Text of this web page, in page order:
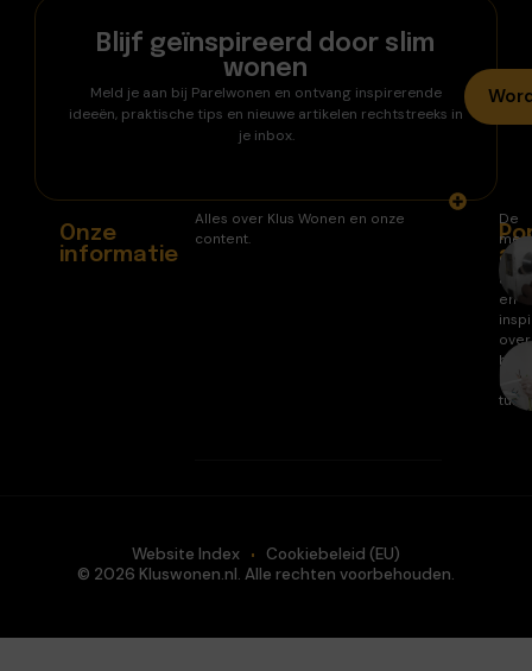
Blijf geïnspireerd door slim
wonen
Meld je aan bij Parelwonen en ontvang inspirerende
ideeën, praktische tips en nieuwe artikelen rechtstreeks in
je inbox.
Onze
informatie
Alles over Klus Wonen en onze
content.
De
en
over
huis
tuin.
© 2026 Kluswonen.nl. Alle rechten voorbehouden.
Website Index Cookiebeleid (EU)